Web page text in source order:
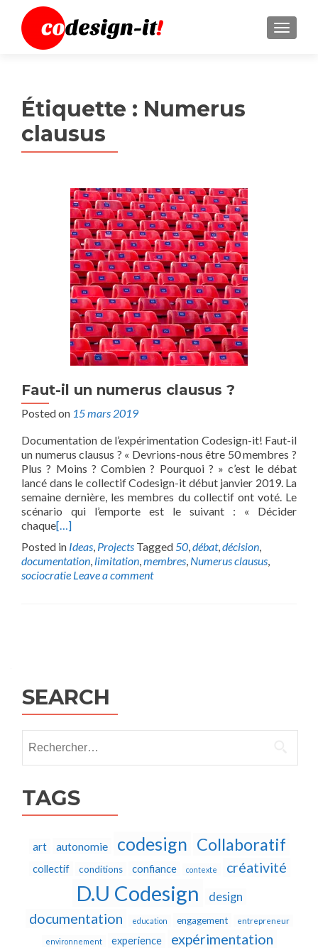
MENU
Étiquette : Numerus
clausus
Faut-il un numerus clausus ?
Posted on 15 mars 2019
Documentation de l’expérimentation Codesign-it! Faut-il
un numerus clausus ? « Devrions-nous être 50 membres ?
Plus ? Moins ? Combien ? Pourquoi ? » c’est le débat
lancé dans le collectif Codesign-it début janvier 2019. La
semaine dernière, les membres du collectif ont voté. Le
scénario qui l’emporte est le suivant : « Décider
chaque[…]
Posted in Ideas, Projects Tagged50,débat,décision,
documentation, limitation,membres, Numerus clausus,
sociocratie Leave a comment
SEARCH
TAGS
art autonomie codesign Collaboratif
collectif conditions confiance contexte créativité
D.U Codesign design
documentation education engagement entrepreneur
environnement experience
expérimentation